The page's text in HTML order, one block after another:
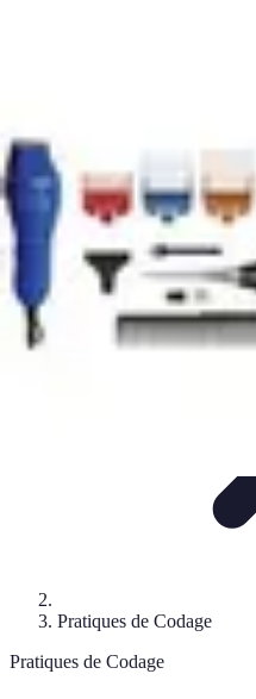
Pratiques de Codage
Pratiques de Codage